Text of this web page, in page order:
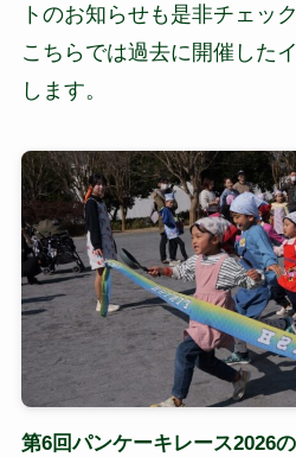
トのお知らせも是非チェッ
こちらでは過去に開催した
します。
第6回パンケーキレース2026